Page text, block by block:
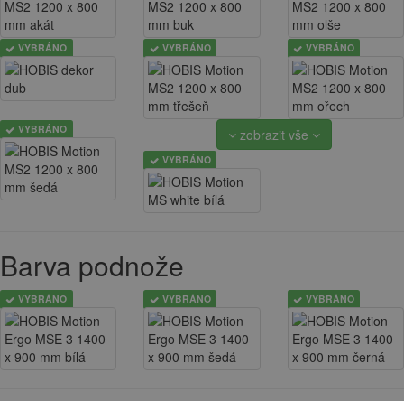
VYBRÁNO VYBRÁNO VYBRÁNO
VYBRÁNO zobrazit vše
VYBRÁNO
Barva podnože
VYBRÁNO VYBRÁNO VYBRÁNO